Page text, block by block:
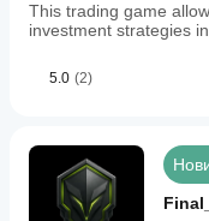
This trading game
investment strategies
5.0 (2)